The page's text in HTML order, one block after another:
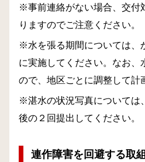
※事前連絡がない場合、交付
りますのでご注意ください。
※水を張る期間については、
に実施してください。なお、
ので、地区ごとに調整して計
※湛水の状況写真については
後の２回提出してください。
連作障害を回避する取組